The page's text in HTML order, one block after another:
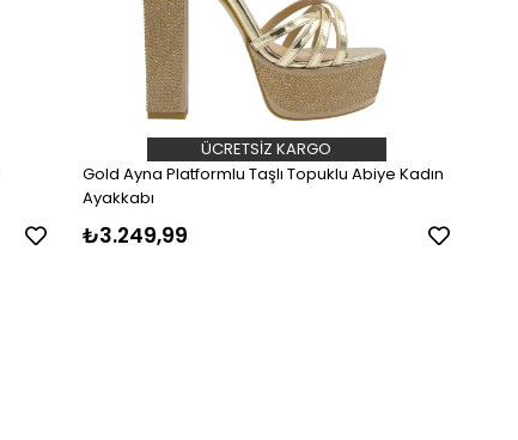
Gold Ayna Platformlu Taşlı Topuklu Abiye Kadın
Ayakkabı
₺3.249,99
ÜCRETSIZ KARGO